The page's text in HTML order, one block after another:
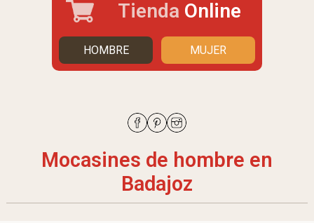
Tienda Online
HOMBRE MUJER
Mocasines de hombre en
Badajoz